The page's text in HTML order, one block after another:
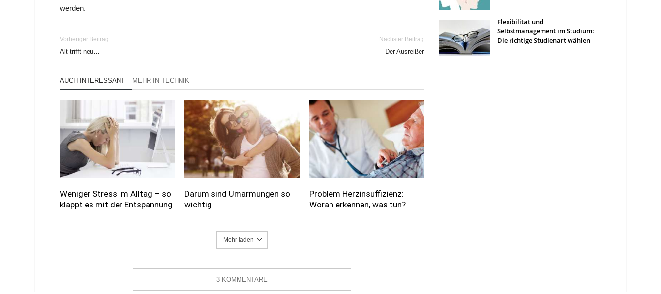
werden.
Vorheriger Beitrag
Alt trifft neu…
Nächster Beitrag
Der Ausreißer
AUCH INTERESSANT MEHR IN TECHNIK
Weniger Stress im Alltag – so
klappt es mit der Entspannung
Darum sind Umarmungen so
wichtig
Problem Herzinsuffizienz:
Woran erkennen, was tun?
Mehr laden
3 KOMMENTARE
Flexibilität und
Selbstmanagement im Studium:
Die richtige Studienart wählen